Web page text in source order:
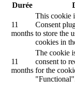
Durée
11
months
This cookie
Consent
to store the
cookies in
11
months
The cookie
consent to
for the